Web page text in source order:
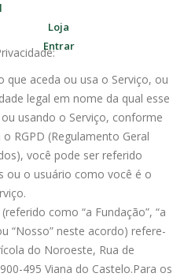
Loja
Entrar
que aceda ou usa o Serviço, ou
legal em nome da qual esse
usando o Serviço, conforme
RGPD (Regulamento Geral
você pode ser referido
ou o usuário como você é o
(referido como “a Fundação”, “a
“Nosso” neste acordo) refere-
do Noroeste, Rua de
495 Viana do Castelo.Para os